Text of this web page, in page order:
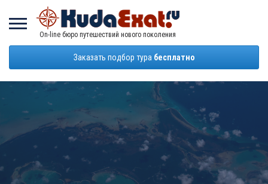
On-line бюро путешествий нового поколения
Заказать подбор тура бесплатно